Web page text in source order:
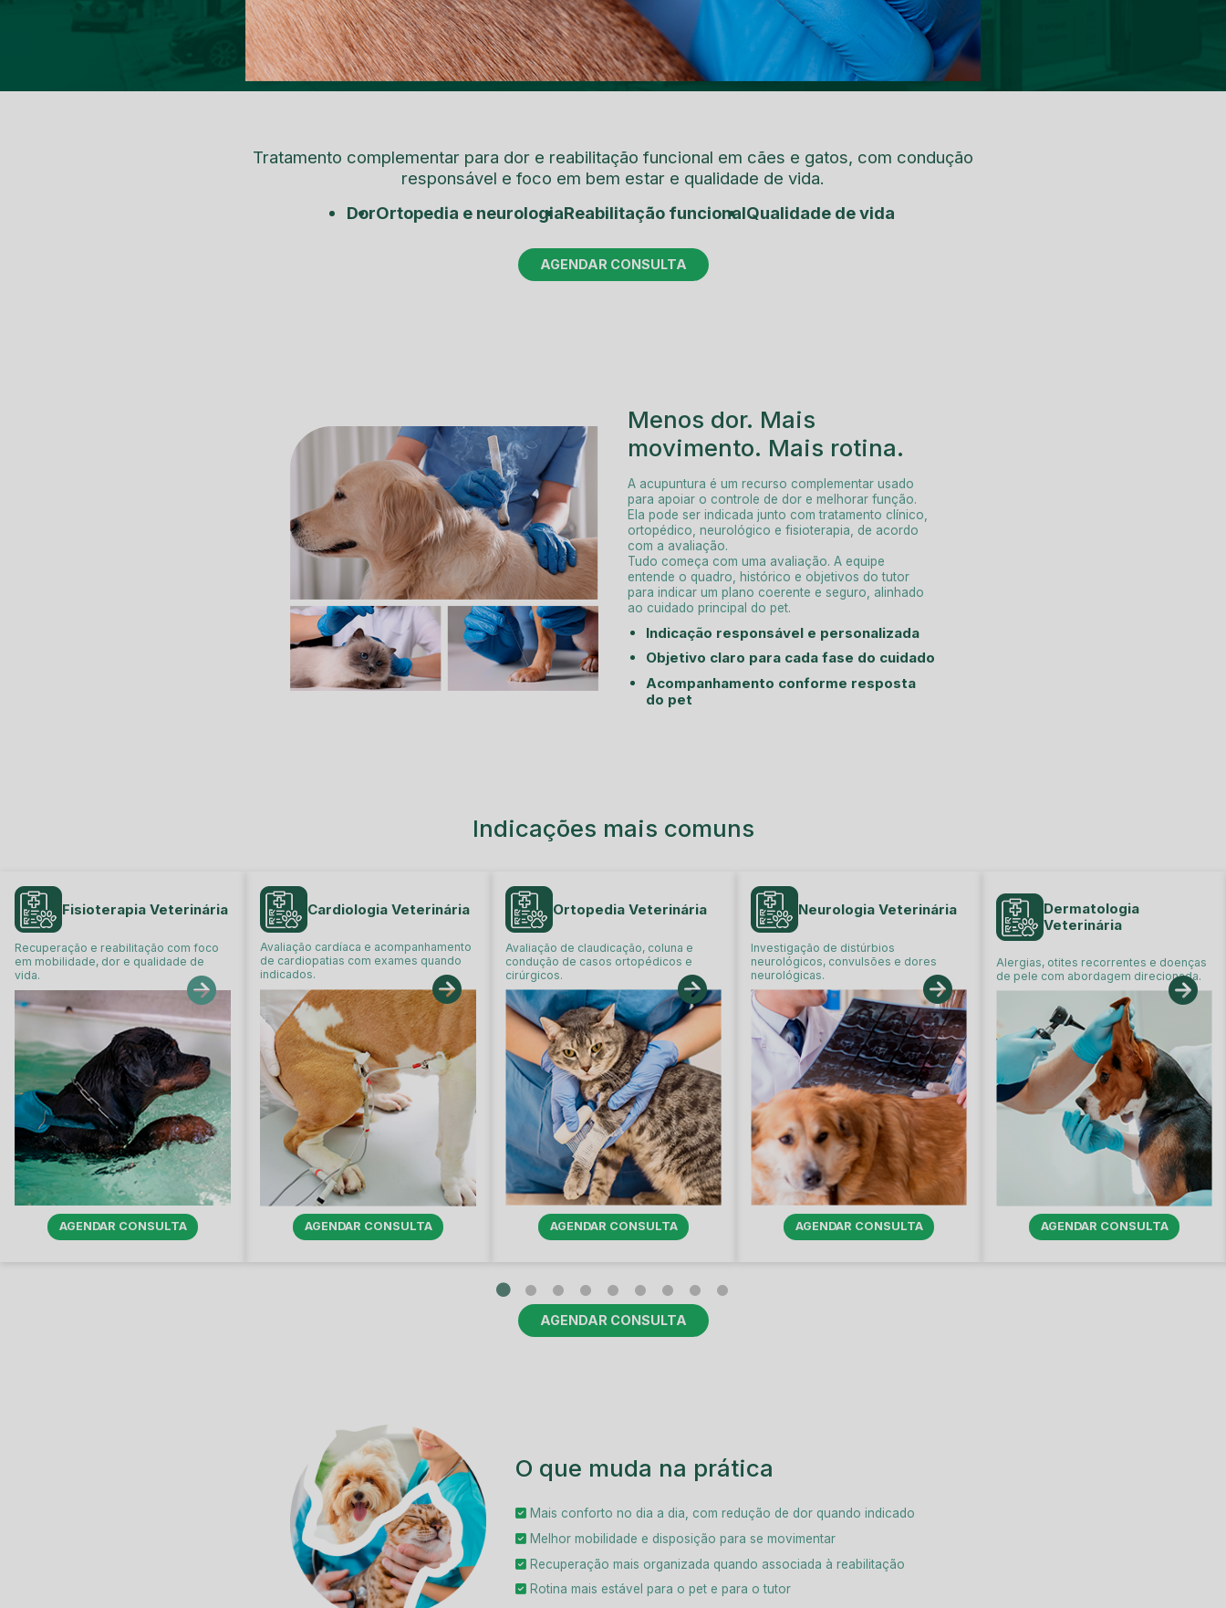
Tratamento complementar para dor e reabilitação funcional em cães e gatos, com condução
responsável e foco em bem estar e qualidade de vida.
Dor
Ortopedia e neurologia Reabilitação funcional Qualidade de vida
AGENDAR CONSULTA
Menos dor. Mais
movimento. Mais rotina.
A acupuntura é um recurso complementar usado
para apoiar o controle de dor e melhorar função.
Ela pode ser indicada junto com tratamento clínico,
ortopédico, neurológico e fisioterapia, de acordo
com a avaliação.
Tudo começa com uma avaliação. A equipe
entende o quadro, histórico e objetivos do tutor
para indicar um plano coerente e seguro, alinhado
ao cuidado principal do pet.
Indicação responsável e personalizada
Objetivo claro para cada fase do cuidado
Acompanhamento conforme resposta
do pet
Indicações mais comuns
Fisioterapia Veterinária
Recuperação e reabilitação com foco
em mobilidade, dor e qualidade de
vida.
AGENDAR CONSULTA
Cardiologia Veterinária
Avaliação cardíaca e acompanhamento
de cardiopatias com exames quando
indicados.
AGENDAR CONSULTA
Ortopedia Veterinária
Avaliação de claudicação, coluna e
condução de casos ortopédicos e
cirúrgicos.
AGENDAR CONSULTA
Neurologia Veterinária
Investigação de distúrbios
neurológicos, convulsões e dores
neurológicas.
AGENDAR CONSULTA
Dermatologia
Veterinária
Alergias, otites recorrentes e doenças
de pele com abordagem direcionada.
AGENDAR CONSULTA
AGENDAR CONSULTA
O que muda na prática
Mais conforto no dia a dia, com redução de dor quando indicado
Melhor mobilidade e disposição para se movimentar
Recuperação mais organizada quando associada à reabilitação
Rotina mais estável para o pet e para o tutor